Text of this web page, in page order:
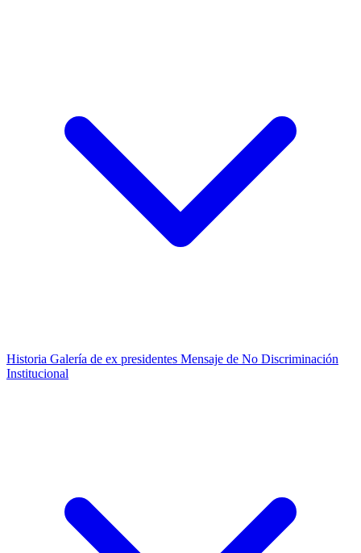
Historia Galería de ex presidentes Mensaje de No Discriminación
Institucional